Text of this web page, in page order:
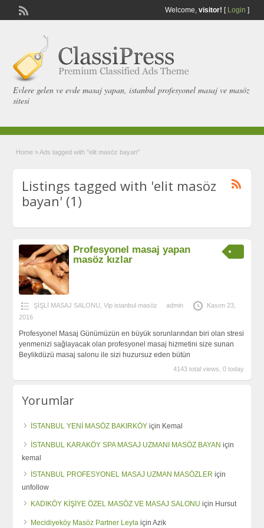
Welcome, visitor! [ Login ]
Evlere gelen ve evde masaj yapan, istanbul profesyonel masaj ve masöz
sitesi
Home » Ads tagged with "elit masöz bayan"
Listings tagged with 'elit masöz
bayan' (1)
Profesyonel masaj yapan
masöz kızlar
ŞİŞLİ MASAJ SALONU Vip istanbul masöz admin
Kasım 23,
2016
Profesyonel Masaj Günümüzün en büyük sorunlarından biri olan stresi
yenmenizi sağlayacak olan profesyonel masaj hizmetini size sunan
Beylikdüzü masaj salonu ile sizi huzursuz eden bütün
4143 total views, 0 today
Yorumlar
İSTANBUL YENİ MASÖZ BAKIRKÖY için Kemal
İSTANBUL KARAKÖY SPA MASAJ UZMANI MASÖZ BAYAN için
kemal
İSTANBUL PROFESYONEL MASAJ UZMAN MASÖZLER için
unfollow
KADIKÖY KİŞİYE ÖZEL MASÖZ VE MASAJ SALONU için Hursut
Mecidiyeköy Masöz Partner Leyla içinAzik